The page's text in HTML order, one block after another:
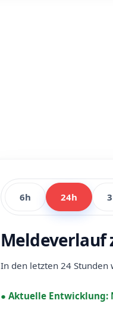
6h 24h
Meldeverlauf
In den letzten 24 Stunden
● Aktuelle Entwicklung: